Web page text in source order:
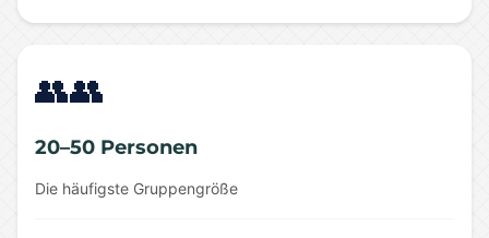
👥👥
20–50 Personen
Die häufigste Gruppengröße